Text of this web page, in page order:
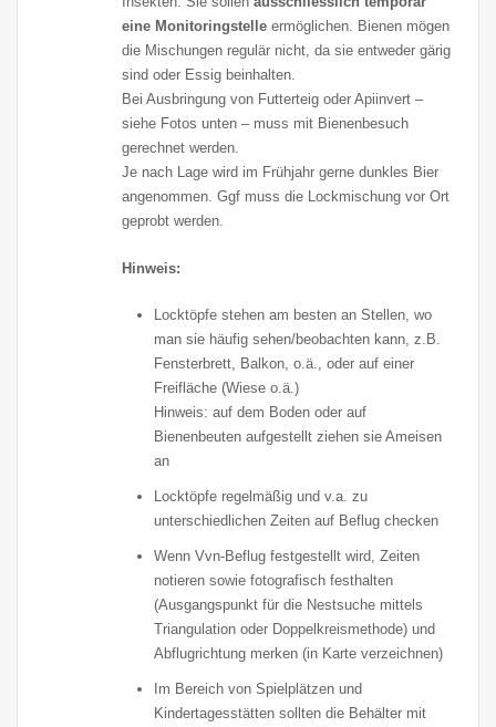
eine Monitoringstelle ermöglichen. Bienen mögen
die Mischungen regulär nicht, da sie entweder gärig
sind oder Essig beinhalten.
Bei Ausbringung von Futterteig oder Apiinvert –
siehe Fotos unten – muss mit Bienenbesuch
gerechnet werden.
Je nach Lage wird im Frühjahr gerne dunkles Bier
angenommen. Ggf muss die Lockmischung vor Ort
geprobt werden.
Hinweis:
Locktöpfe stehen am besten an Stellen, wo
man sie häufig sehen/beobachten kann, z.B.
Fensterbrett, Balkon, o.ä., oder auf einer
Freifläche (Wiese o.ä.)
Hinweis: auf dem Boden oder auf
Bienenbeuten aufgestellt ziehen sie Ameisen
an
Locktöpfe regelmäßig und v.a. zu
unterschiedlichen Zeiten auf Beflug checken
Wenn Vvn-Beflug festgestellt wird, Zeiten
notieren sowie fotografisch festhalten
(Ausgangspunkt für die Nestsuche mittels
Triangulation oder Doppelkreismethode) und
Abflugrichtung merken (in Karte verzeichnen)
Im Bereich von Spielplätzen und
Kindertagesstätten sollten die Behälter mit